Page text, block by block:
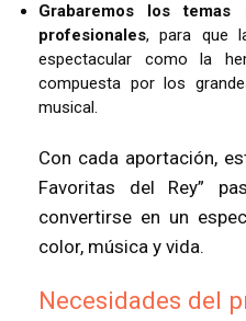
Grabaremos los
profesionales, para que
espectacular como la
compuesta por los
musical.
Con cada aportación,
Favoritas del Rey”
convertirse en un
color, música y vida.
Necesidades del